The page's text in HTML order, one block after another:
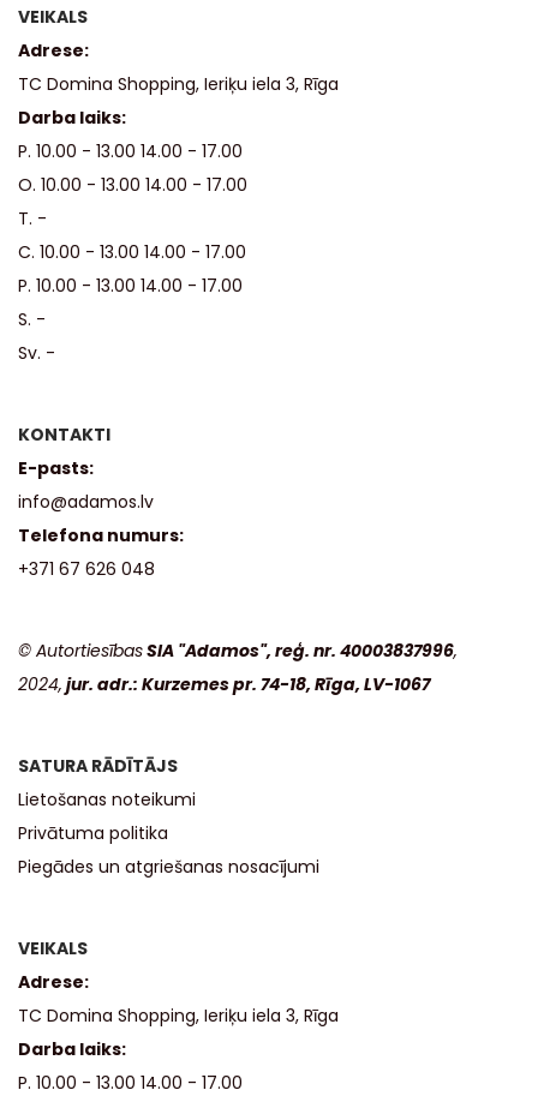
VEIKALS
Adrese:
TC Domina Shopping, Ieriķu iela 3, Rīga
Darba laiks:
P. 10.00 - 13.00 14.00 - 17.00
O. 10.00 - 13.00 14.00 - 17.00
T. -
C. 10.00 - 13.00 14.00 - 17.00
P. 10.00 - 13.00 14.00 - 17.00
S. -
Sv. -
KONTAKTI
E-pasts:
info@adamos.lv
Telefona numurs:
+371 67 626 048
© AutortiesībasSIA "Adamos", reģ. nr. 40003837996,
2024, jur. adr.: Kurzemes pr. 74-18, Rīga, LV-1067
SATURA RĀDĪTĀJS
Lietošanas noteikumi
Privātuma politika
Piegādes un atgriešanas nosacījumi
VEIKALS
Adrese:
TC Domina Shopping, Ieriķu iela 3, Rīga
Darba laiks:
P. 10.00 - 13.00 14.00 - 17.00